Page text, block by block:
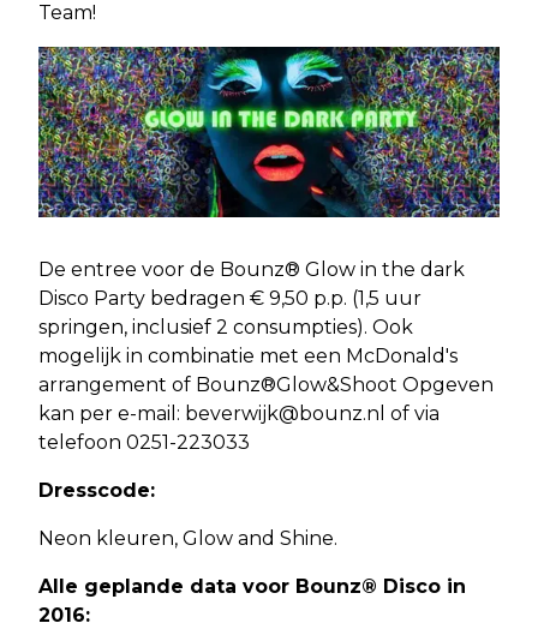
Team!
De entree voor de Bounz® Glow in the dark
Disco Party bedragen € 9,50 p.p. (1,5 uur
springen, inclusief 2 consumpties). Ook
mogelijk in combinatie met een McDonald's
arrangement of Bounz®Glow&Shoot Opgeven
kan per e-mail: beverwijk@bounz.nl of via
telefoon 0251-223033
Dresscode:
Neon kleuren, Glow and Shine.
Alle geplande data voor Bounz® Disco in
2016: